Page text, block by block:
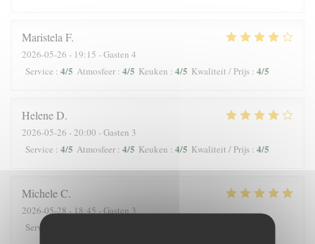
Maristela F
2026-05-26 - 19:15 - Gasten 4
Service : 4/5 Atmosfeer : 4/5 Keuken : 4/5 Kwaliteit / Prijs : 4/5
HeleneD
2026-05-26 - 20:00 - Gasten 3
Service : 4/5 Atmosfeer : 4/5 Keuken : 4/5 Kwaliteit / Prijs : 4/5
MicheleC
2026-05-28- 18:45 - Gasten 3
Service